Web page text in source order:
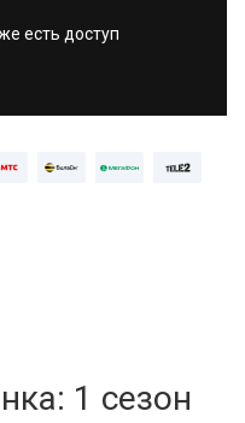
есть доступ
1 сезон